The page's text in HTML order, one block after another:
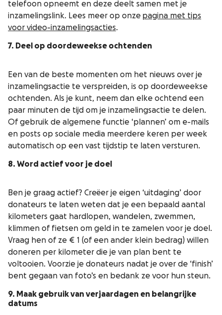
telefoon opneemt en deze deelt samen met je
inzamelingslink. Lees meer op onze pagina met tips
voor video-inzamelingsacties.
7. Deel op doordeweekse ochtenden
Een van de beste momenten om het nieuws over je
inzamelingsactie te verspreiden, is op doordeweekse
ochtenden. Als je kunt, neem dan elke ochtend een
paar minuten de tijd om je inzamelingsactie te delen.
Of gebruik de algemene functie ‘plannen’ om e-mails
en posts op sociale media meerdere keren per week
automatisch op een vast tijdstip te laten versturen.
8. Word actief voor je doel
Ben je graag actief? Creëer je eigen ‘uitdaging’ door
donateurs te laten weten dat je een bepaald aantal
kilometers gaat hardlopen, wandelen, zwemmen,
klimmen of fietsen om geld in te zamelen voor je doel.
Vraag hen of ze € 1 (of een ander klein bedrag) willen
doneren per kilometer die je van plan bent te
voltooien. Voorzie je donateurs nadat je over de ‘finish’
bent gegaan van foto’s en bedank ze voor hun steun.
9. Maak gebruik van verjaardagen en belangrijke
datums